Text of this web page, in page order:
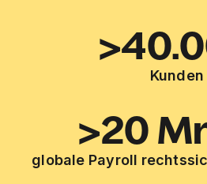
Kunden
>20
globale Payroll